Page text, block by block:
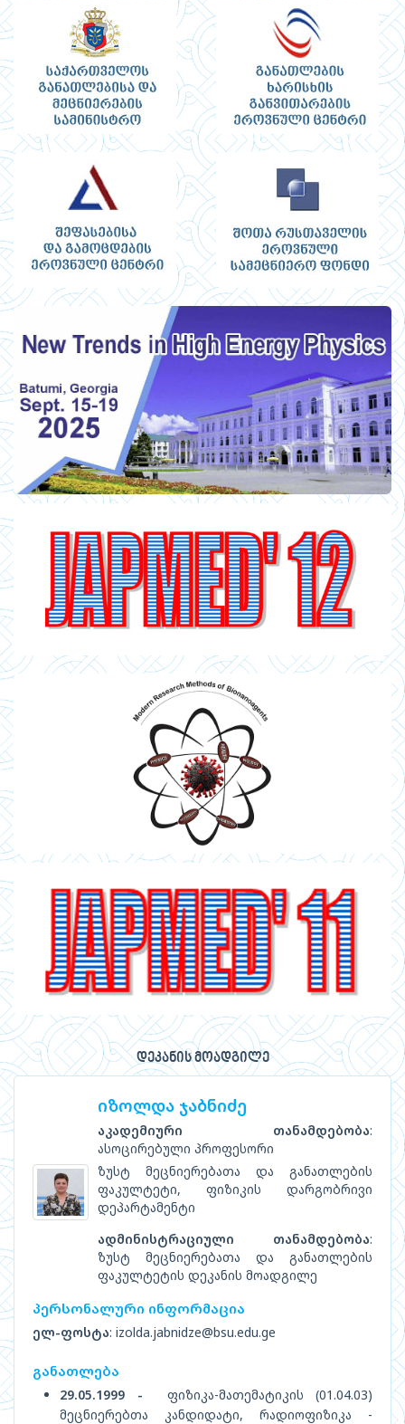
დეკანის მოადგილე
იზოლდა ჯაბნიძე
აკადემიური თანამდებობა:
ასოცირებული პროფესორი
ზუსტ მეცნიერებათა და განათლების
ფაკულტეტი, ფიზიკის დარგობრივი
დეპარტამენტი
ადმინისტრაციული თანამდებობა:
ზუსტ მეცნიერებათა და განათლების
ფაკულტეტის დეკანის მოადგილე
პერსონალური ინფორმაცია
ელ-ფოსტა: izolda.jabnidze@bsu.edu.ge
განათლება
29.05.1999 -
ფიზიკა-მათემატიკის (01.04.03)
მეცნიერებთა კანდიდატი, რადიოფიზიკა -